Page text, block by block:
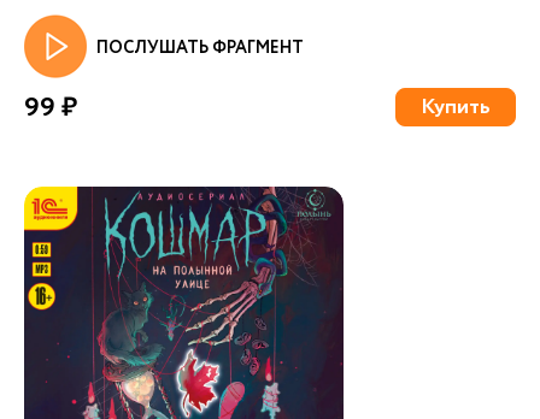
ПОСЛУШАТЬ ФРАГМЕНТ
99 ₽ Купить